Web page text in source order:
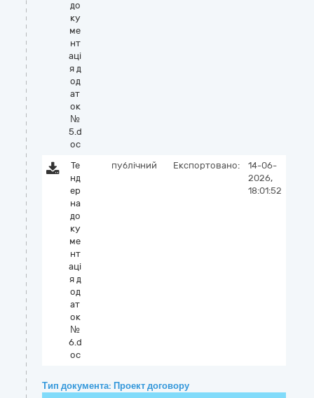
до
ку
ме
нт
аці
я д
од
ат
ок
№
5.d
oc
Те
нд
ер
на
до
ку
ме
нт
аці
я д
од
ат
ок
№
6.d
oc
публічний Експортовано:
14-06-
2026,
18:01:52
Тип документа: Проект договору